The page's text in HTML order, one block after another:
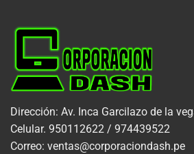
Dirección: Av. Inca Garcilazo de la
Celular. 950112622 / 974439522
Correo: ventas@corporaciondash.pe